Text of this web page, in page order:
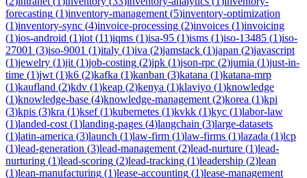
forecasting (1)inventory-management (5)inventory-optimization
(1)inventory-sync (4)invoice-processing (2)invoices (1)invoicing
(1)ios-android (1)iot (11)iqms (1)isa-95 (1)isms (1)iso-13485 (1)iso-
27001 (3)iso-9001 (1)italy (1)iva (2)jamstack (1)japan (2)javascript
(1)jewelry (1)jit (1)job-costing (2)jpk (1)json-rpc (2)jumia (1)just-in-
time (1)jwt (1)k6 (2)kafka (1)kanban (3)katana (1)katana-mrp
(1)kaufland (2)kdv (1)keap (2)kenya (1)klaviyo (1)knowledge
(1)knowledge-base (4)knowledge-management (2)korea (1)kpi
(3)kpis (3)kra (1)ksef(1)kubernetes (1)kvkk (1)kyc (1)labor-law
(1)landed-cost (1)landing-pages (4)langchain (3)large-datasets
(1)latin-america (3)launch (1)law-firm (1)law-firms (1)lazada (1)lcp
(1)lead-generation (3)lead-management (2)lead-nurture (1)lead-
nurturing (1)lead-scoring (2)lead-tracking (1)leadership (2)lean
(1)lean-manufacturing (1)lease-accounting (1)lease-management